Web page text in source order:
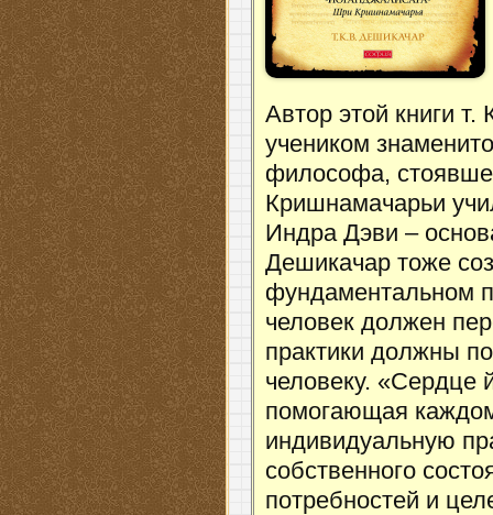
Автор этой книги
учеником
философа,
Кришнамачарьи
Индра Дэви –
Дешикачар тоже
фундаментальном
человек должен
практики должны
человеку. «Сердце
помогающая
индивидуальную
собственного
потребностей и